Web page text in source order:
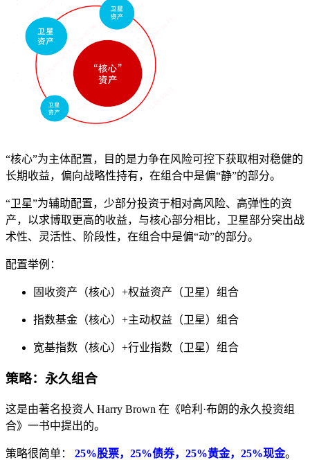
“核心”为主体配置，目的是力争在风险可控下获取相对稳健的
长期收益，偏向战略性持有，在组合中是偏“静”的部分。
“卫星”为辅助配置，少部分投资于相对高风险、高弹性的资
产，以求博取更高的收益，与核心部分相比，卫星部分突出战
术性、灵活性、阶段性，在组合中是偏“动”的部分。
配置举例：
固收资产（核心）+权益资产（卫星）组合
指数基金（核心）+主动权益（卫星）组合
宽基指数（核心）+行业指数（卫星）组合
策略：永久组合
这是由著名投资人 Harry Brown 在《哈利·布朗的永久投资组
合》一书中提出的。
策略很简单： 25%股票，25%债券，25%黄金，25%现金。